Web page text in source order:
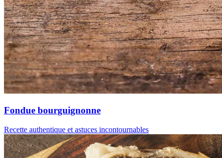
Fondue bourguignonne
Recette authentique et astuces incontournables